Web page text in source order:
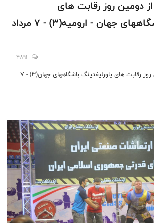
دومین روز رقابت های
پاورلیفتینگ باشگاههای جهان - ارومیه(3) - 7 مرداد
4891
گزارش تصویری از دومین روز رقابت های پاورلیفتینگ باشگاههای جهان(3) - 7